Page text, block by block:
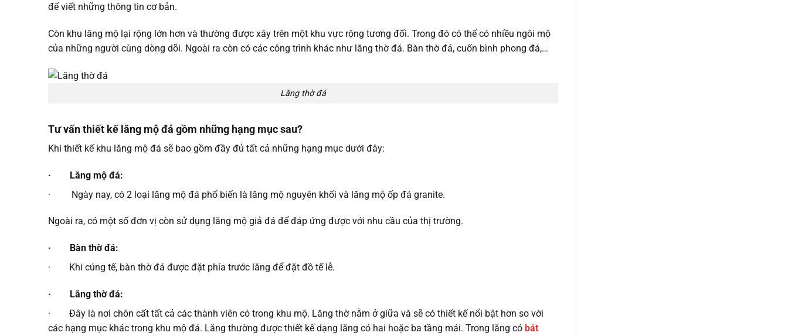
để viết những thông tin cơ bản.
Còn khu lăng mộ lại rộng lớn hơn và thường được xây trên một khu vực rộng tương đối. Trong đó có thể có nhiều ngôi mộ
của những người cùng dòng dõi. Ngoài ra còn có các công trình khác như lăng thờ đá. Bàn thờ đá, cuốn bình phong đá,…
Lăng thờ đá
Tư vấn thiết kế lăng mộ đá gồm những hạng mục sau?
Khi thiết kế khu lăng mộ đá sẽ bao gồm đầy đủ tất cả những hạng mục dưới đây:
· Lăng mộ đá:
· Ngày nay, có 2 loại lăng mộ đá phổ biến là lăng mộ nguyên khối và lăng mộ ốp đá granite.
Ngoài ra, có một số đơn vị còn sử dụng lăng mộ giả đá để đáp ứng được với nhu cầu của thị trường.
· Bàn thờ đá:
· Khi cúng tế, bàn thờ đá được đặt phía trước lăng để đặt đồ tế lễ.
· Lăng thờ đá:
· Đây là nơi chôn cất tất cả các thành viên có trong khu mộ. Lăng thờ nằm ở giữa và sẽ có thiết kế nổi bật hơn so với
các hạng mục khác trong khu mộ đá. Lăng thường được thiết kế dạng lăng có hai hoặc ba tầng mái. Trong lăng có bát